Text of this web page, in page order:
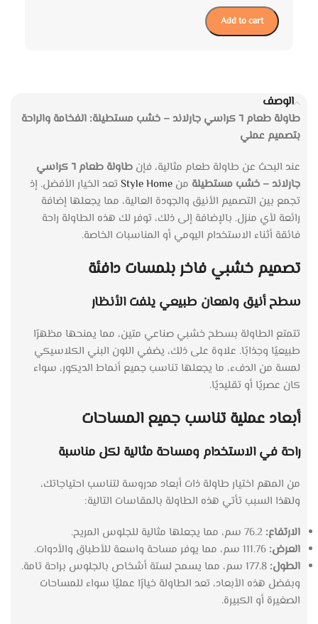
Add to cart
الوصف
طاولة طعام ٦ كراسي جارلاند – خشب مستطيلة: الفخامة والراحة
بتصميم عملي
عند البحث عن طاولة طعام مثالية، فإن
طاولة طعام ٦ كراسي
جارلاند – خشب مستطيلة من
تعد الخيار الأفضل. إذ
تجمع بين التصميم الأنيق والجودة العالية، مما يجعلها إضافة
رائعة لأي منزل. بالإضافة إلى ذلك، توفر لك هذه الطاولة راحة
فائقة أثناء الاستخدام اليومي أو المناسبات الخاصة.
تصميم خشبي فاخر بلمسات دافئة
سطح أنيق ولمعان طبيعي يلفت الأنظار
تتمتع الطاولة بسطح خشبي صناعي متين، مما يمنحها مظهرًا
طبيعيًا وجذابًا. علاوة على ذلك، يضفي اللون البني الكلاسيكي
لمسة من الدفء، ما يجعلها تناسب جميع أنماط الديكور، سواء
كان عصريًا أو تقليديًا.
أبعاد عملية تناسب جميع المساحات
راحة في الاستخدام ومساحة مثالية لكل مناسبة
من المهم اختيار طاولة ذات أبعاد مدروسة لتناسب احتياجاتك،
ولهذا السبب تأتي هذه الطاولة بالمقاسات التالية:
الارتفاع:
العرض:
الطول:
وبفضل هذه الأبعاد، تعد الطاولة خيارًا عمليًا سواء للمساحات
الصغيرة أو الكبيرة.